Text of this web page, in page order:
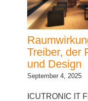
Treiber, der
und Design
September 4, 2025
ICUTRONIC IT